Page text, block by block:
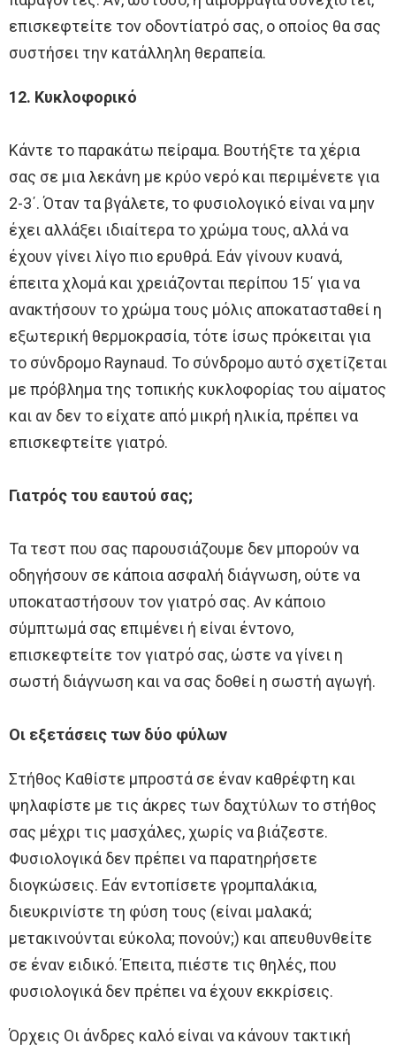
επισκεφτείτε τον οδοντίατρό σας, ο οποίος θα σας
συστήσει την κατάλληλη θεραπεία.
12. Κυκλοφορικό
Κάντε το παρακάτω πείραμα. Βουτήξτε τα χέρια
σας σε μια λεκάνη με κρύο νερό και περιμένετε για
2-3΄. Όταν τα βγάλετε, το φυσιολογικό είναι να μην
έχει αλλάξει ιδιαίτερα το χρώμα τους, αλλά να
έχουν γίνει λίγο πιο ερυθρά. Εάν γίνουν κυανά,
έπειτα χλομά και χρειάζονται περίπου 15΄ για να
ανακτήσουν το χρώμα τους μόλις αποκατασταθεί η
εξωτερική θερμοκρασία, τότε ίσως πρόκειται για
το σύνδρομο Raynaud. Το σύνδρομο αυτό σχετίζεται
με πρόβλημα της τοπικής κυκλοφορίας του αίματος
και αν δεν το είχατε από μικρή ηλικία, πρέπει να
επισκεφτείτε γιατρό.
Γιατρός του εαυτού σας;
Τα τεστ που σας παρουσιάζουμε δεν μπορούν να
οδηγήσουν σε κάποια ασφαλή διάγνωση, ούτε να
υποκαταστήσουν τον γιατρό σας. Αν κάποιο
σύμπτωμά σας επιμένει ή είναι έντονο,
επισκεφτείτε τον γιατρό σας, ώστε να γίνει η
σωστή διάγνωση και να σας δοθεί η σωστή αγωγή.
Οι εξετάσεις των δύο φύλων
Στήθος Καθίστε μπροστά σε έναν καθρέφτη και
ψηλαφίστε με τις άκρες των δαχτύλων το στήθος
σας μέχρι τις μασχάλες, χωρίς να βιάζεστε.
Φυσιολογικά δεν πρέπει να παρατηρήσετε
διογκώσεις. Εάν εντοπίσετε γρομπαλάκια,
διευκρινίστε τη φύση τους (είναι μαλακά;
μετακινούνται εύκολα; πονούν;) και απευθυνθείτε
σε έναν ειδικό. Έπειτα, πιέστε τις θηλές, που
φυσιολογικά δεν πρέπει να έχουν εκκρίσεις.
Όρχεις Οι άνδρες καλό είναι να κάνουν τακτική